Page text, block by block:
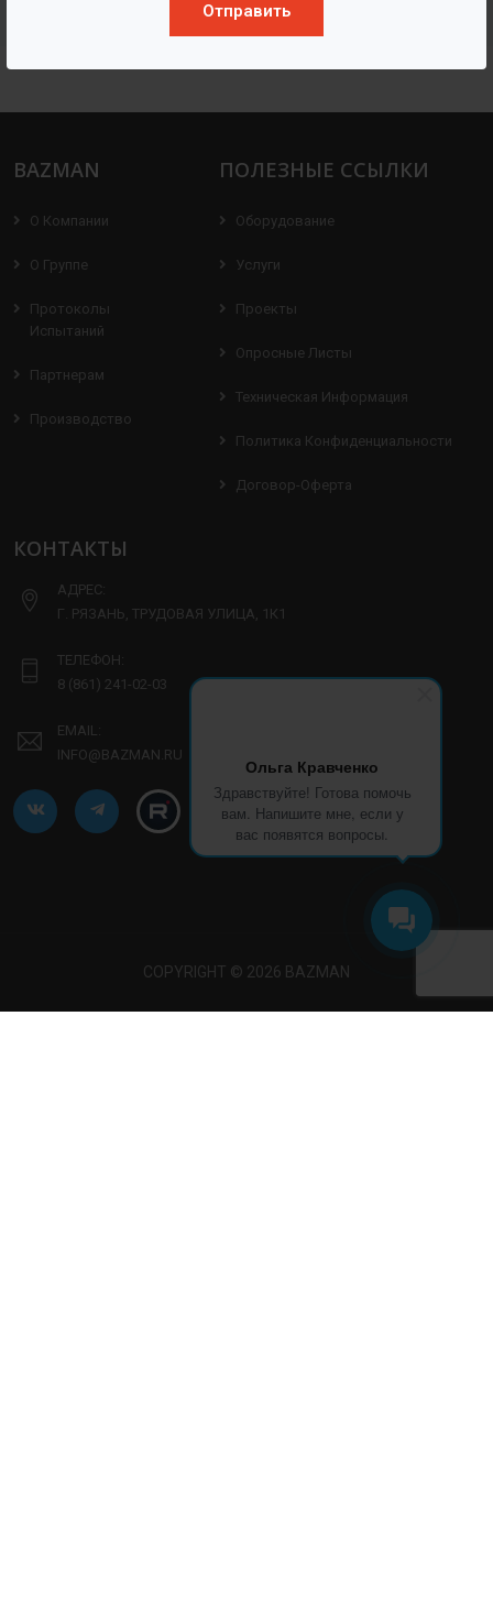
Отправить
Ольга Кравченко
Здравствуйте! Готова помочь
вам. Напишите мне, если у
вас появятся вопросы.
BAZMAN
О Компании
О Группе
Протоколы
Испытаний
Партнерам
Производство
ПОЛЕЗНЫЕ ССЫЛКИ
Оборудование
Услуги
Проекты
Опросные Листы
Техническая Информация
Политика Конфиденциальности
Договор-Оферта
КОНТАКТЫ
АДРЕС:
Г. РЯЗАНЬ, ТРУДОВАЯ УЛИЦА, 1К1
ТЕЛЕФОН:
8 (861) 241-02-03
EMAIL:
INFO@BAZMAN.RU
COPYRIGHT © 2026 BAZMAN